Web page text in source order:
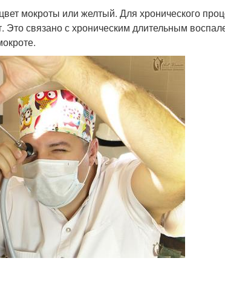
мокроты или желтый. Для хронического
связано с хроническим длительным